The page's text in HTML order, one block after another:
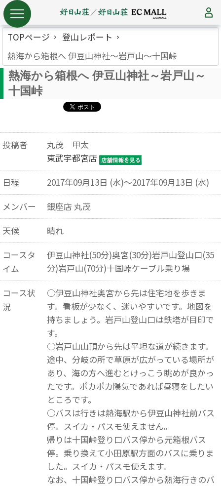
TOPページ
登山レポート
熱海から箱根へ 伊豆山神社～岩戸山～十国峠
熱海から箱根へ 伊豆山神社～岩戸山～
十国峠
投稿者
丸茂 甲太
東武宇都宮店
日程
2017年09月13日 (水)～2017年09月13日 (水)
メンバー
銀座店 丸茂
天候
晴れ
コースタ
イム
伊豆山神社(50分)奥宮(30分)岩戸山登山口(35
分)岩戸山(70分)十国峠ケーブル乗り場
コース状
況
○伊豆山神社奥宮から先は住宅地を歩きま
す。看板が少なく、迷いやすいです。地図を
持ちましょう。岩戸山登山口は鉄塔が目印で
す。
○岩戸山山頂から先は平坦な道が続きます。
途中、分岐の所で草原が広がっている場所が
あり、海の方へ進むとけっこう眺めが良かっ
たです。ポカポカ陽気であれば昼寝をしたい
ところです。
○バスは行きは熱海駅から伊豆山神社前バス
停。スイカ・パスモ使えません。
帰りは十国峠登り口バス停から元箱根バス
停。乗り換えて小田原駅方面のバスに乗りま
した。スイカ・パスモ使えます。
なお、十国峠登り口バス停から熱海行きのバ